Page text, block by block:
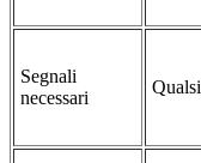
Segnali
necessari